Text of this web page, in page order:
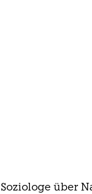
Soziologe über